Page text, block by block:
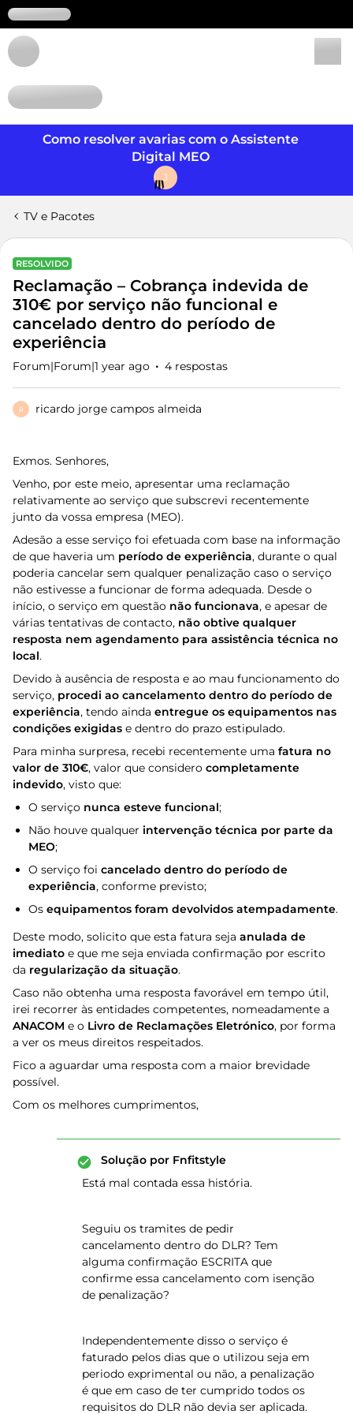
Como resolver avarias com o Assistente
Digital MEO
J
TV e Pacotes
RESOLVIDO
Reclamação – Cobrança indevida de
310€ por serviço não funcional e
cancelado dentro do período de
experiência
Forum|Forum|1 year ago 4 respostas
R ricardo jorge campos almeida
Exmos. Senhores,
Venho, por este meio, apresentar uma reclamação
relativamente ao serviço que subscrevi recentemente
junto da vossa empresa (MEO).
Adesão a esse serviço foi efetuada com base na informação
de que haveria um período de experiência, durante o qual
poderia cancelar sem qualquer penalização caso o serviço
não estivesse a funcionar de forma adequada. Desde o
início, o serviço em questão não funcionava, e apesar de
várias tentativas de contacto, não obtive qualquer
resposta nem agendamento para assistência técnica no
local.
Devido à ausência de resposta e ao mau funcionamento do
serviço, procedi ao cancelamento dentro do período de
experiência, tendo ainda entregue os equipamentos nas
condições exigidas e dentro do prazo estipulado.
Para minha surpresa, recebi recentemente uma fatura no
valor de 310€, valor que considero completamente
indevido, visto que:
O serviço nunca esteve funcional;
Não houve qualquer intervenção técnica por parte da
MEO;
O serviço foi cancelado dentro do período de
experiência, conforme previsto;
Os equipamentos foram devolvidos atempadamente.
Deste modo, solicito que esta fatura seja anulada de
imediato e que me seja enviada confirmação por escrito
da regularização da situação.
Caso não obtenha uma resposta favorável em tempo útil,
irei recorrer às entidades competentes, nomeadamente a
ANACOM e o Livro de Reclamações Eletrónico, por forma
a ver os meus direitos respeitados.
Fico a aguardar uma resposta com a maior brevidade
possível.
Com os melhores cumprimentos,
Solução por Fnfitstyle
Está mal contada essa história.
Seguiu os tramites de pedir
cancelamento dentro do DLR? Tem
alguma confirmação ESCRITA que
confirme essa cancelamento com isenção
de penalização?
Independentemente disso o serviço é
faturado pelos dias que o utilizou seja em
periodo exprimental ou não, a penalização
é que em caso de ter cumprido todos os
requisitos do DLR não devia ser aplicada.